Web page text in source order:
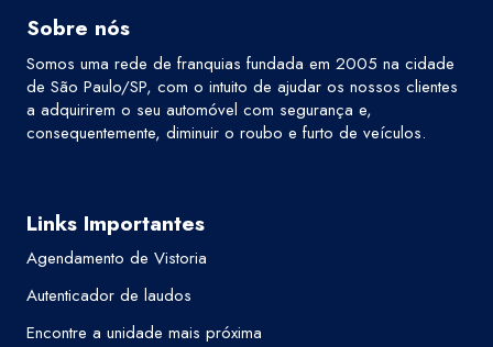
Sobre nós
Somos uma rede de franquias fundada em 2005 na cidade
de São Paulo/SP, com o intuito de ajudar os nossos clientes
a adquirirem o seu automóvel com segurança e,
consequentemente, diminuir o roubo e furto de veículos.
Links Importantes
Agendamento de Vistoria
Autenticador de laudos
Encontre a unidade mais próxima